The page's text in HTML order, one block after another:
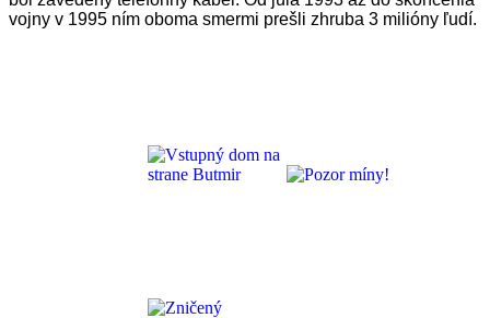
vojny v 1995 ním oboma smermi prešli zhruba 3 milióny ľudí.